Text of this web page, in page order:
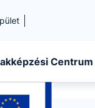
Centrum